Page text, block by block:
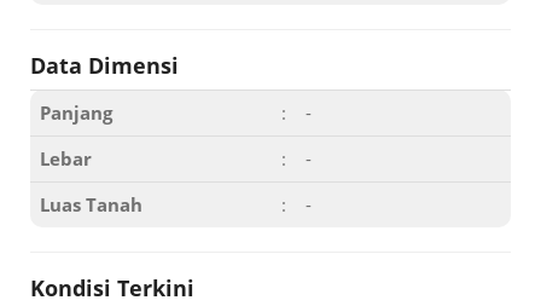
Data Dimensi
Panjang :
-
Lebar
:
-
Luas Tanah
: -
Kondisi Terkini